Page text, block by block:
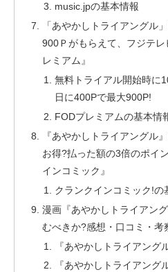
music.jpの基本情報
「あやかしトライアングル
900Ｐがもらえて、フジテ
レミアム』
無料トライアル開始時に
日に400Pで最大900P!
FODプレミアムの基本情
『あやかしトライアングル
お得?払った額の3倍のポイ
インコミック』
クランクインコミック!の
漫画『あやかしトライアン
むべきか?感想・口コミ・考
『あやかしトライアング
『あやかしトライアング